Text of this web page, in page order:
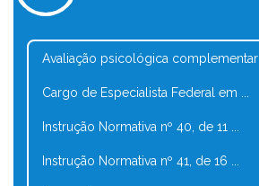
Avaliação psicológica complementar
Cargo de Especialista Federal em ...
Instrução Normativa nº 40, de 11 ...
Instrução Normativa nº 41, de 16 ...